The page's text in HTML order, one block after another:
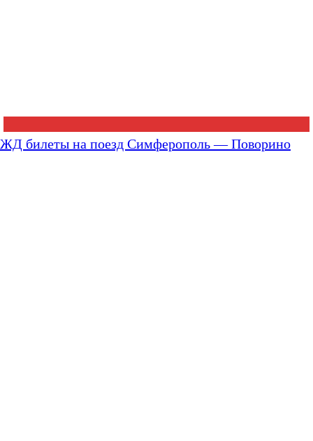
ЖД билеты на поезд Симферополь — Поворино